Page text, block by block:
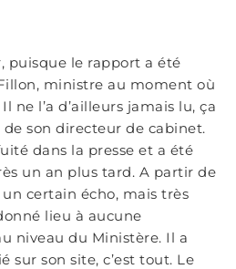
puisque le rapport a été
ministre au moment où
ne l’a d’ailleurs jamais lu, ça
de son directeur de cabinet.
dans la presse et a été
un an plus tard. A partir de
certain écho, mais très
lieu à aucune
niveau du Ministère. Il a
sur son site, c’est tout. Le